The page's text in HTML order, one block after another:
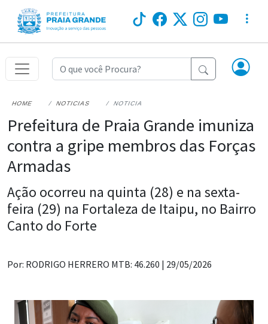
HOME NOTICIAS NOTICIA
Prefeitura de Praia Grande imuniza
contra a gripe membros das Forças
Armadas
Ação ocorreu na quinta (28) e na sexta-
feira (29) na Fortaleza de Itaipu, no Bairro
Canto do Forte
Por: RODRIGO HERRERO MTB: 46.260 | 29/05/2026